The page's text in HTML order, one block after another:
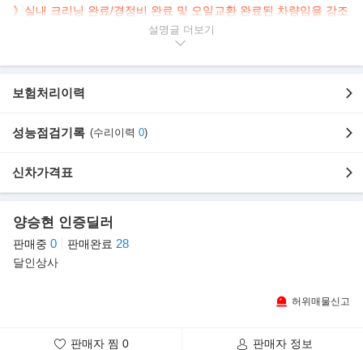
》실내 크리닝 완료/경정비 완료 및 오일교환 완료된 차량임을 강조
- 차량모델 : 기아 더뉴카니발 7인승 하이리무진
- 주행거리 : 약 17만Km 주행한 차량입니다.
1인신조차량/ 실내크리닝완료/ 경정비완료및 오일교환
- 스마트키(2개보유), 순정내비, 앞뒤좌석통풍시트, HID, 앞뒷좌석
열선시트
전자파킹, 오토홀드,등 풍부한옵션이 장착되어있습니다.
설명글
보험처리이력
성능점검기록 (수리이력 0)
신차가격표
양승현 인증딜러
판매중 0 판매완료 28
달인상사
허위매물신고
판매자 찜 0 판매자 정보